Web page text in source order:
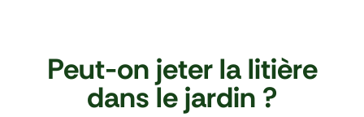
Peut-on jeter la litière
dans le jardin ?